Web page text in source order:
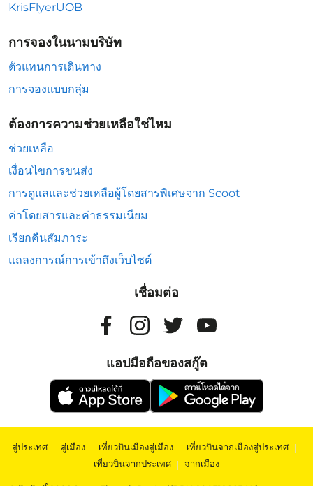
KrisFlyerUOB
การจองในนามบริษัท
ตัวแทนการเดินทาง
การจองแบบกลุ่ม
ต้องการความช่วยเหลือใช่ไหม
ช่วยเหลือ
เงื่อนไขการขนส่ง
การดูแลและช่วยเหลือผู้โดยสารพิเศษจาก Scoot
ค่าโดยสารและค่าธรรมเนียม
เรียกคืนสัมภาระ
แถลงการณ์การเข้าถึงเว็บไซต์
เชื่อมต่อ
แอปมือถือของสกู๊ต
สู่ประเทศ | สู่เมือง | เที่ยวบินเมืองสู่เมือง | เที่ยวบินจากเมืองสู่ประเทศ |
เที่ยวบินจากประเทศ | จากเมือง